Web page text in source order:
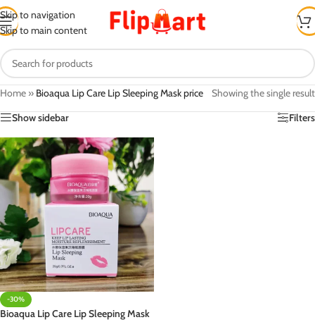
Skip to navigation
Skip to main content
Home » Bioaqua Lip Care Lip Sleeping Mask price
Showing the single result
Show sidebar
Filters
-30%
Bioaqua Lip Care Lip Sleeping Mask